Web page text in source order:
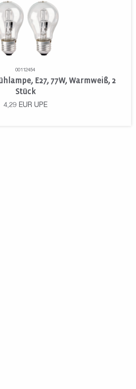
00112454
E27, 77W, Warmweiß, 2
Stück
4,29 EUR UPE